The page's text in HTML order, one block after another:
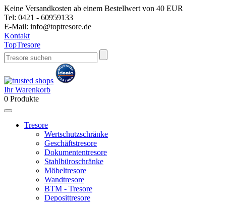
Keine Versandkosten ab einem Bestellwert von 40 EUR
Tel: 0421 - 60959133
E-Mail: info@toptresore.de
Kontakt
TopTresore
Ihr Warenkorb
0 Produkte
Tresore
Wertschutzschränke
Geschäftstresore
Dokumententresore
Stahlbüroschränke
Möbeltresore
Wandtresore
BTM - Tresore
Deposittresore